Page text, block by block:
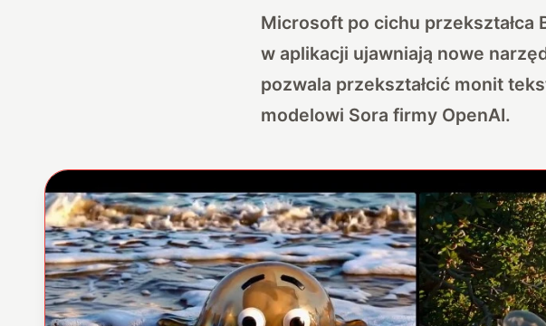
Microsoft po cichu przekształca
w aplikacji ujawniają nowe
pozwala przekształcić monit
modelowi Sora firmy OpenAI.